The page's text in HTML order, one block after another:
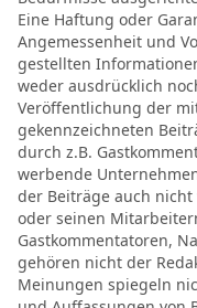
Eine Haftung oder
Angemessenheit und
gestellten
weder ausdrücklich
Veröffentlichung der
gekennzeichneten
durch z.B.
werbende
der Beiträge auch nicht
oder seinen
Gastkommentatoren,
gehören nicht der
Meinungen spiegeln